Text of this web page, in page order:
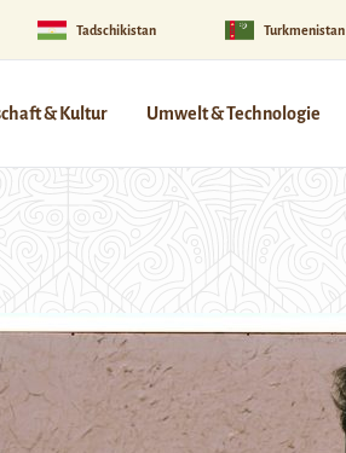
Tadschikistan Turkmenistan
& Kultur Umwelt & Technologie